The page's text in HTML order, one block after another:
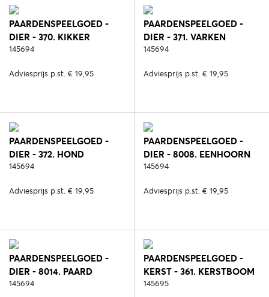
PAARDENSPEELGOED -
DIER - 370. KIKKER
145694
Adviesprijs p.st. € 19,95
PAARDENSPEELGOED -
DIER - 371. VARKEN
145694
Adviesprijs p.st. € 19,95
PAARDENSPEELGOED -
DIER - 372. HOND
145694
Adviesprijs p.st. € 19,95
PAARDENSPEELGOED -
DIER - 8008. EENHOORN
145694
Adviesprijs p.st. € 19,95
PAARDENSPEELGOED -
DIER - 8014. PAARD
145694
PAARDENSPEELGOED -
KERST - 361. KERSTBOOM
145695